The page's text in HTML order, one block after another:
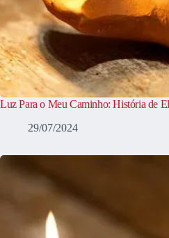
Luz Para o Meu Caminho: História de
29/07/2024